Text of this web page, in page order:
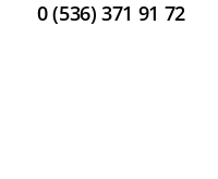
0 (536) 371 91 72